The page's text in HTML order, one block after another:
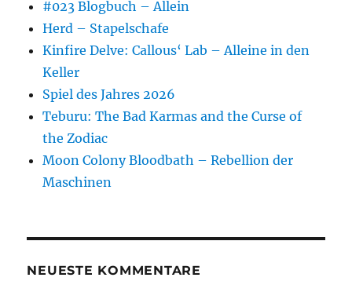
#023 Blogbuch – Allein
Herd – Stapelschafe
Kinfire Delve: Callous‘ Lab – Alleine in den
Keller
Spiel des Jahres 2026
Teburu: The Bad Karmas and the Curse of
the Zodiac
Moon Colony Bloodbath – Rebellion der
Maschinen
NEUESTE KOMMENTARE